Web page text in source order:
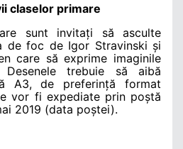
claselor primare
sunt invitați să asculte
de foc de Igor Stravinski și
care să exprime imaginile
trebuie să aibă
A3, de preferință format
vor fi expediate prin poștă
2019 (data poștei).